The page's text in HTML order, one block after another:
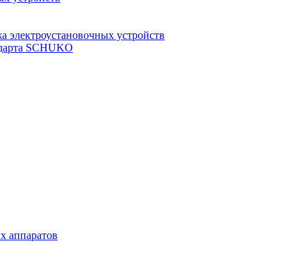
электроустановочных устройств
SCHUKO
аппаратов